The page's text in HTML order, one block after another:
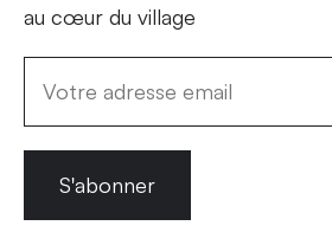
au cœur du village
S'abonner